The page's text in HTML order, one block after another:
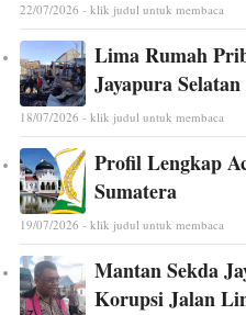
22/07/2026 - klik judul untuk membaca
Lima Rumah
Jayapura Selatan
18/07/2026 - klik judul untuk membaca
Profil Lengkap
Sumatera
19/07/2026 - klik judul untuk membaca
Mantan Sekda
Korupsi Jalan